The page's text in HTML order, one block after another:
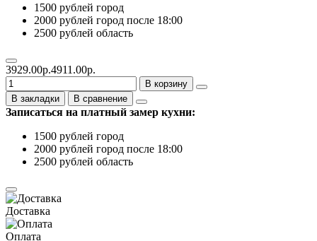
1500 рублей город
2000 рублей город после 18:00
2500 рублей область
3929.00р.4911.00р.
В корзину
В закладки
В сравнение
Записаться на платный замер кухни:
1500 рублей город
2000 рублей город после 18:00
2500 рублей область
Доставка
Оплата